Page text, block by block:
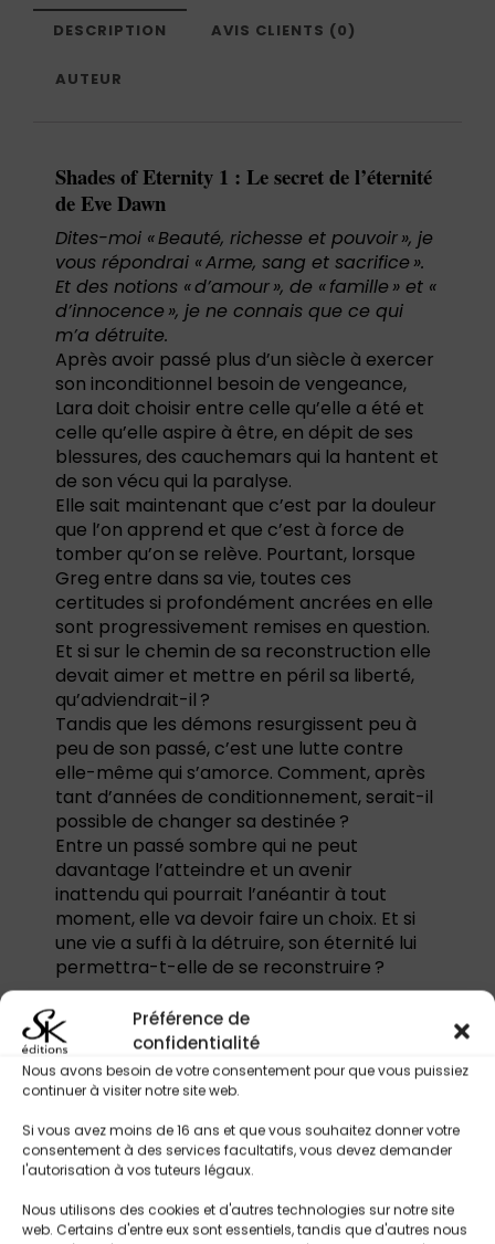
Préférence de
confidentialité
Nous avons besoin de votre consentement pour que vous puissiez
continuer à visiter notre site web.
Si vous avez moins de 16 ans et que vous souhaitez donner votre
consentement à des services facultatifs, vous devez demander
l'autorisation à vos tuteurs légaux.
Nous utilisons des cookies et d'autres technologies sur notre site
web. Certains d'entre eux sont essentiels, tandis que d'autres nous
DESCRIPTION AVIS CLIENTS (0)
AUTEUR
Shades of Eternity 1 : Le secret de l’éternité
de Eve Dawn
Dites-moi « Beauté, richesse et pouvoir », je
vous répondrai « Arme, sang et sacrifice ».
Et des notions « d’amour », de « famille » et «
d’innocence », je ne connais que ce qui
m’a détruite.
Après avoir passé plus d’un siècle à exercer
son inconditionnel besoin de vengeance,
Lara doit choisir entre celle qu’elle a été et
celle qu’elle aspire à être, en dépit de ses
blessures, des cauchemars qui la hantent et
de son vécu qui la paralyse.
Elle sait maintenant que c’est par la douleur
que l’on apprend et que c’est à force de
tomber qu’on se relève. Pourtant, lorsque
Greg entre dans sa vie, toutes ces
certitudes si profondément ancrées en elle
sont progressivement remises en question.
Et si sur le chemin de sa reconstruction elle
devait aimer et mettre en péril sa liberté,
qu’adviendrait-il ?
Tandis que les démons resurgissent peu à
peu de son passé, c’est une lutte contre
elle-même qui s’amorce. Comment, après
tant d’années de conditionnement, serait-il
possible de changer sa destinée ?
Entre un passé sombre qui ne peut
davantage l’atteindre et un avenir
inattendu qui pourrait l’anéantir à tout
moment, elle va devoir faire un choix. Et si
une vie a suffi à la détruire, son éternité lui
permettra-t-elle de se reconstruire ?
Tropes & Thématiques :
Urban fantasy sombre
Héroïne immortelle en quête de
rédemption
Vengeance ancienne / passé sanglant
Reconstruction intérieure
Héros humain ou mystérieux / rencontre
bouleversante